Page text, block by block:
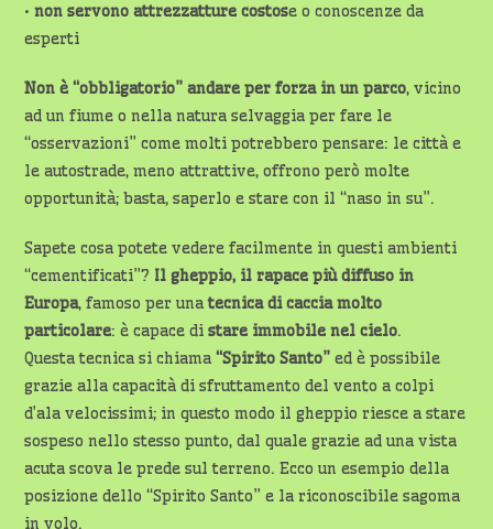
•non servono attrezzatture costose o conoscenze da
esperti
Non è “obbligatorio” andare per forza in un parco, vicino
ad un fiume o nella natura selvaggia per fare le
“osservazioni” come molti potrebbero pensare: le città e
le autostrade, meno attrattive, offrono però molte
opportunità; basta, saperlo e stare con il “naso in su”.
Sapete cosa potete vedere facilmente in questi ambienti
“cementificati”? Il gheppio, il rapace più diffuso in
Europa, famoso per unatecnica di caccia molto
particolare: è capace distare immobile nel cielo.
Questa tecnica si chiama“Spirito Santo” ed è possibile
grazie alla capacità di sfruttamento del vento a colpi
d’ala velocissimi; in questo modo il gheppio riesce a stare
sospeso nello stesso punto, dal quale grazie ad una vista
acuta scova le prede sul terreno. Ecco un esempio della
posizione dello “Spirito Santo” e la riconoscibile sagoma
in volo.